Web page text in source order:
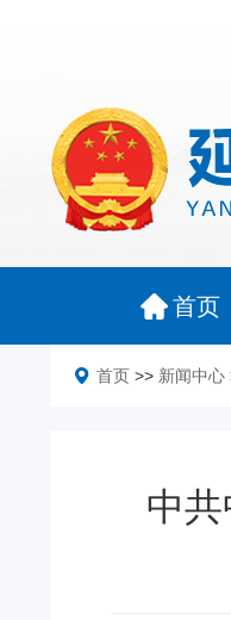
首页
首页 >> 新闻中心
中